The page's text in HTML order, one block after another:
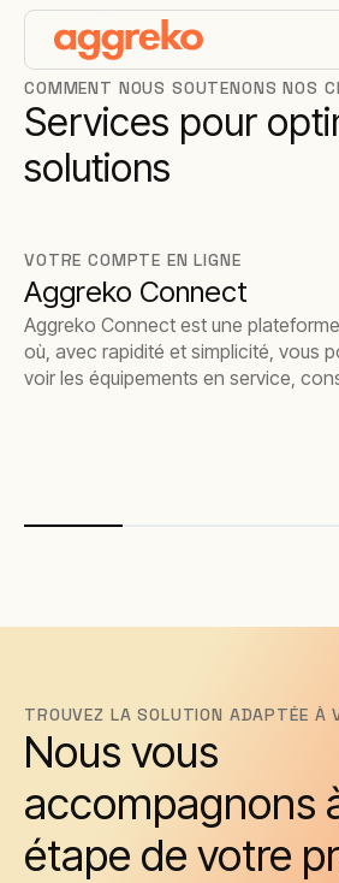
COMMENT NOUS SOUTENONS NOS
Services pour
solutions
VOTRE COMPTE EN LIGNE
Aggreko Connect
Aggreko Connect est une
où, avec rapidité et simplicité, vous
voir les équipements en service,
TROUVEZ LA SOLUTION ADAPTÉE À
Nous vous
accompagnons
étape de votre